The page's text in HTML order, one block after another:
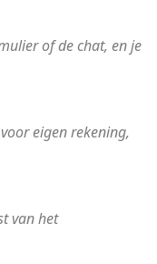
of de chat, en je
eigen rekening,
van het